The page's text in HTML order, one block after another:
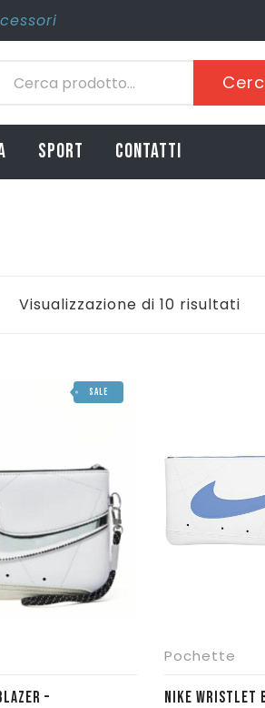
SPORT CONTATTI
Visualizzazione di 10 risultati
SALE
Pochette
NIKE WRISTLET BLAZER –